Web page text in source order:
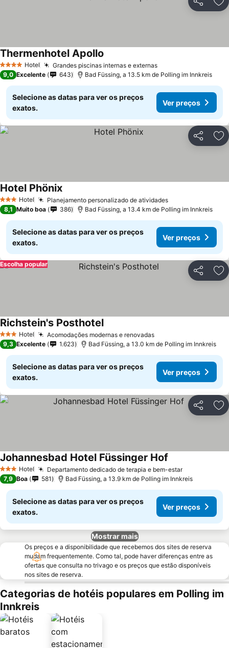
Partilhar
4 EstrelasHotel Grandes piscinas internas e externas
Thermenhotel Apollo
9,0 Excelente 643 Bad Füssing, a 13.5 km de Polling im Innkreis
Selecione as datas para ver os preços
exatos.
Ver preços
Partilhar
3 EstrelasHotel Planejamento personalizado de atividades
Hotel Phönix
8,1 Muito boa 386 Bad Füssing, a 13.4 km de Polling im Innkreis
Selecione as datas para ver os preços
exatos.
Ver preços
Partilhar
Escolha popular
3 EstrelasHotel Acomodações modernas e renovadas
Richstein's Posthotel
9,3 Excelente 1.623 Bad Füssing, a 13.0 km de Polling im Innkreis
Selecione as datas para ver os preços
exatos.
Ver preços
Partilhar
3 EstrelasHotel Departamento dedicado de terapia e bem-estar
Johannesbad Hotel Füssinger Hof
7,9 Boa 581 Bad Füssing, a 13.9 km de Polling im Innkreis
Selecione as datas para ver os preços
exatos.
Ver preços
Mostrar mais
Os preços e a disponibilidade que recebemos dos sites de reserva
mudam frequentemente. Como tal, pode haver diferenças entre as
ofertas que consulta no trivago e os preços que estão disponíveis
nos sites de reserva.
Categorias de hotéis populares em Polling im
Innkreis